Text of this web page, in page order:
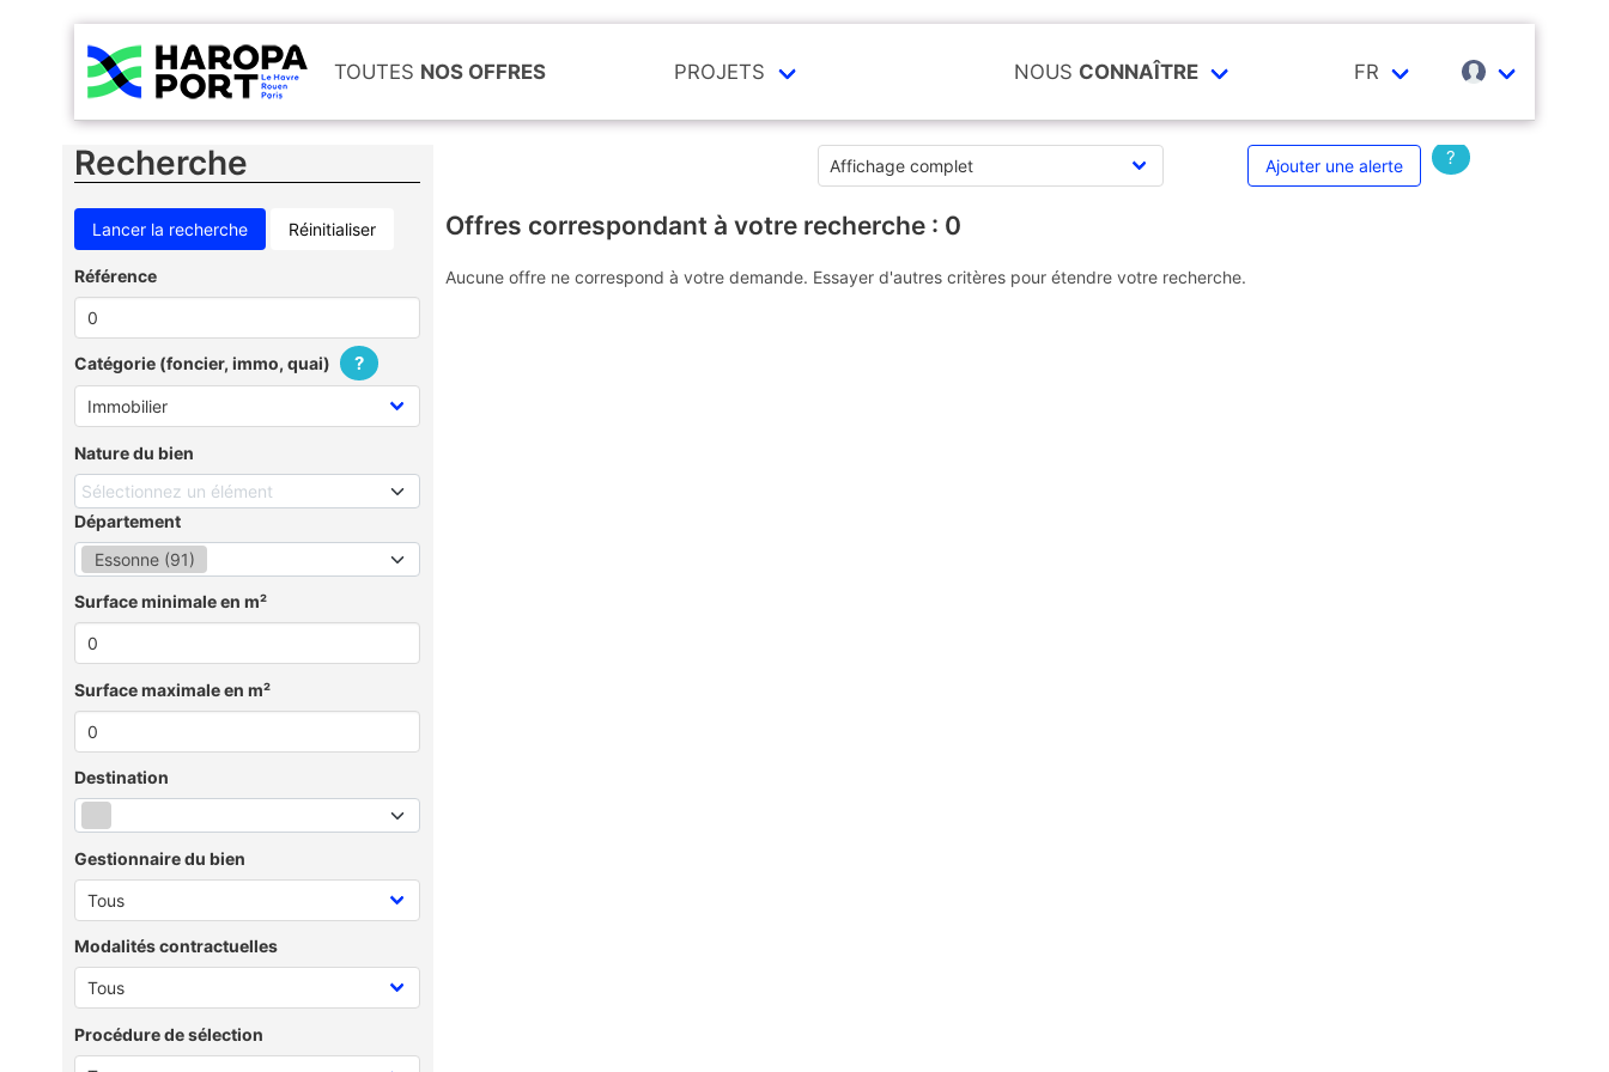
TOUTES NOS OFFRES PROJETS NOUS CONNAÎTRE FR
Recherche
Réinitialiser
Référence
Catégorie (foncier, immo, quai) ?
Nature du bien
Sélectionnez un élément
Département
Essonne (91)
Surface minimale en m²
Surface maximale en m²
Destination
Gestionnaire du bien
Modalités contractuelles
Procédure de sélection
Ajouter une alerte ?
Offres correspondant à votre recherche : 0
Aucune offre ne correspond à votre demande. Essayer d'autres critères pour étendre votre recherche.